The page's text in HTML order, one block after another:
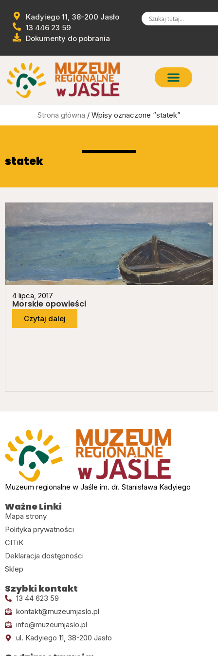
Kadyiego 11, 38-200 Jasło
13 446 23 59
Dokumenty do pobrania
Strona główna / Wpisy oznaczone “statek”
statek
4 lipca, 2017
Morskie opowieści
Czytaj dalej
Muzeum regionalne w Jaśle im. dr. Stanisława Kadyiego
Ważne Linki
Mapa strony
Polityka prywatności
CITiK
Deklaracja dostępności
Sklep
Szybki kontakt
13 44 623 59
kontakt@muzeumjaslo.pl
info@muzeumjaslo.pl
ul. Kadyiego 11, 38-200 Jasło